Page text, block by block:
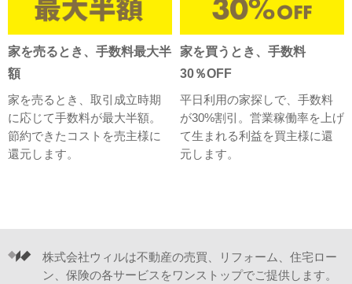
家を売るとき、手数料最大半
額
家を売るとき、取引成立時期
に応じて手数料が最大半額。
節約できたコストを売主様に
還元します。
家を買うとき、手数料
30％OFF
平日利用の家探しで、手数料
が30%割引。営業稼働率を上げ
て生まれる利益を買主様に還
元します。
株式会社ウィルは不動産の売買、リフォーム、住宅ロー
ン、保険の各サービスをワンストップでご提供します。